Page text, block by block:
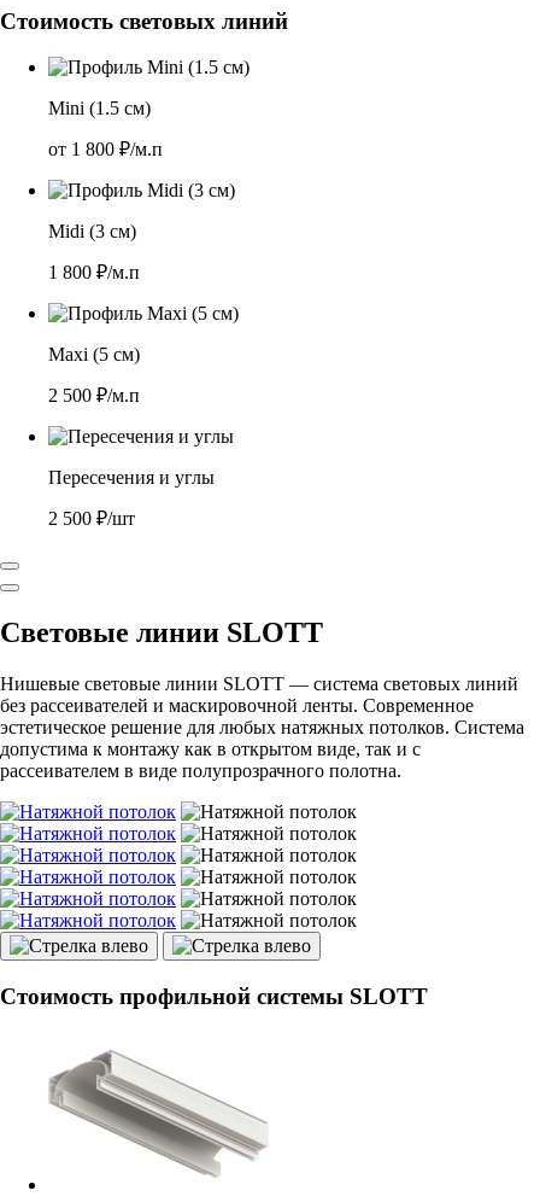
Стоимость световых линий
Mini (1.5 см)
от 1 800 ₽/м.п
Midi (3 см)
1 800 ₽/м.п
Maxi (5 см)
2 500 ₽/м.п
Пересечения и углы
2 500 ₽/шт
Световые линии SLOTT
Нишевые световые линии SLOTT — система световых линий
без рассеивателей и маскировочной ленты. Современное
эстетическое решение для любых натяжных потолков. Система
допустима к монтажу как в открытом виде, так и с
рассеивателем в виде полупрозрачного полотна.
Стоимость профильной системы SLOTT